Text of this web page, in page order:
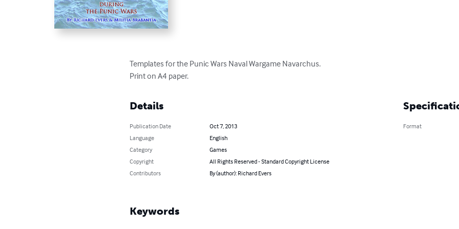
Templates for the Punic Wars Naval Wargame Navarchus.
Print on A4 paper.
Details
Publication Date
Oct 7, 2013
Language
English
Category
Games
Copyright
All Rights Reserved - Standard Copyright License
Contributors
By (author): Richard Evers
Format
Keywords